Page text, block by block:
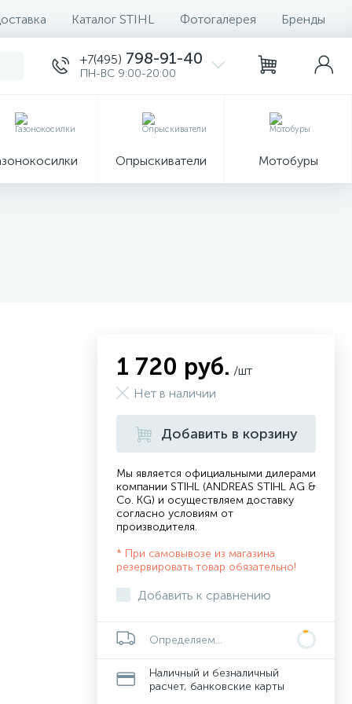
Каталог STIHL Фотогалерея Бренды
+7(495) 798-91-40
ПН-ВС 9:00-20:00
Опрыскиватели Мотобуры
1 720 руб. /шт
Нет в наличии
Добавить в корзину
Мы является официальными дилерами
компании STIHL (ANDREAS STIHL AG &
Co. KG) и осуществляем доставку
согласно условиям от
производителя.
* При самовывозе из магазина
резервировать товар обязательно!
Добавить к сравнению
Определяем...
Наличный и безналичный
расчет, банковские карты